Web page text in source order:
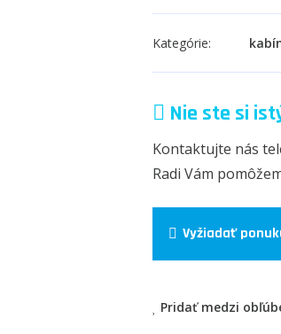
Kategórie:
Nie ste si
Kontaktujte nás
Radi Vám
Vyžiadať
Pridať medzi